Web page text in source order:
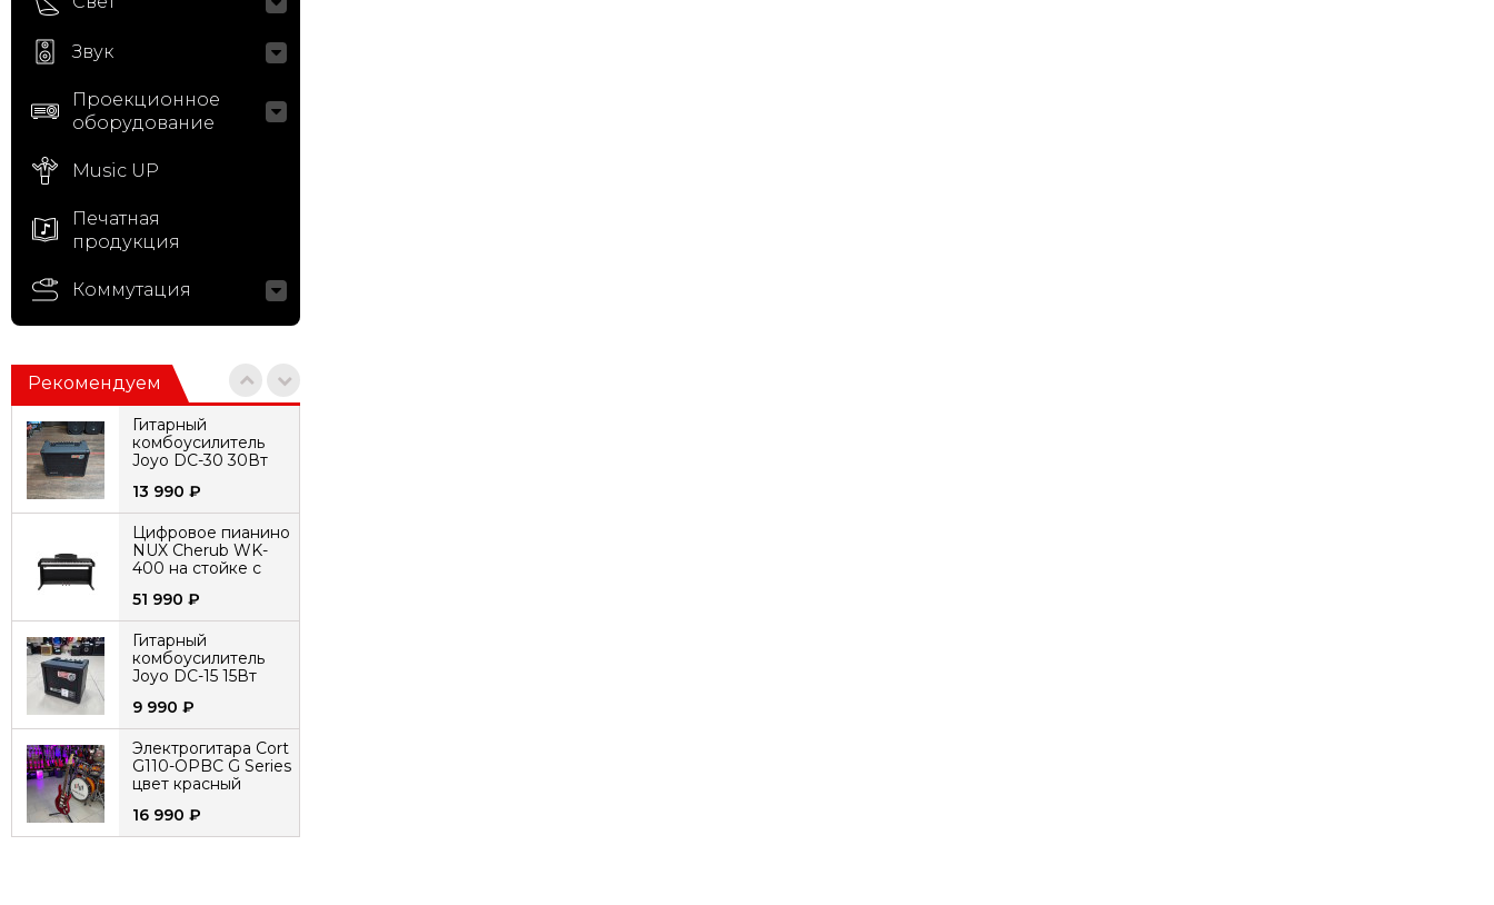
Звук
Проекционное
оборудование
Music UP
Печатная
продукция
Коммутация
Рекомендуем
Гитарный
комбоусилитель
Joyo DC-30 30Вт
13 990 ₽
Цифровое пианино
NUX Cherub WK-
400 на стойке с
51 990 ₽
Гитарный
комбоусилитель
Joyo DC-15 15Вт
9 990 ₽
Электрогитара Cort
G110-OPBC G Series
цвет красный
16 990 ₽